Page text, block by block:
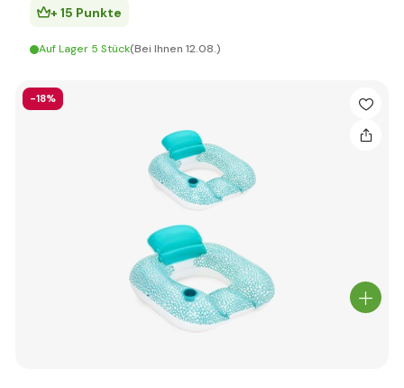
+ 15 Punkte
Auf Lager 5 Stück(Bei Ihnen 12.08.)
-18%